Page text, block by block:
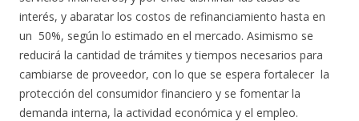
interés, y abaratar los costos de refinanciamiento hasta en
un 50%, según lo estimado en el mercado. Asimismo se
reducirá la cantidad de trámites y tiempos necesarios para
cambiarse de proveedor, con lo que se espera fortalecer la
protección del consumidor financiero y se fomentar la
demanda interna, la actividad económica y el empleo.